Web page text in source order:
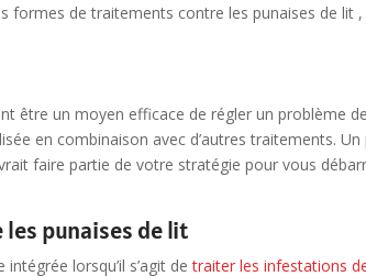
formes de traitements contre les punaises de lit
être un moyen efficace de régler un problème
en combinaison avec d’autres traitements.
faire partie de votre stratégie pour vous
punaises de lit
lorsqu’il s’agit detraiter les infestations